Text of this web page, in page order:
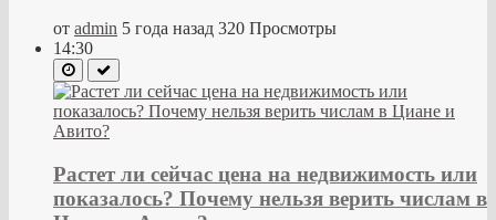
от admin 5 года назад 320 Просмотры
14:30
Растет ли сейчас цена на недвижимость или
показалось? Почему нельзя верить числам в